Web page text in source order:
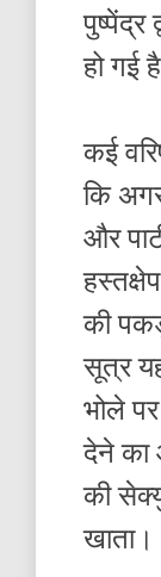
पुष्पेंद्र
हो गई
कई
कि
और
की
सूत्र
भोले पर
देने का
की
खाता।